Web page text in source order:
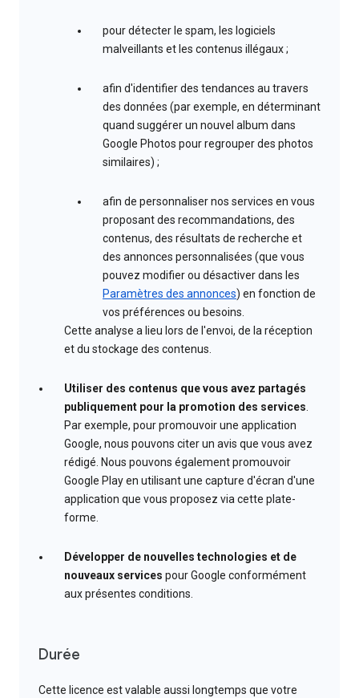
pour détecter le spam, les logiciels
malveillants et les contenus illégaux ;
afin d'identifier des tendances au travers
des données (par exemple, en déterminant
quand suggérer un nouvel album dans
Google Photos pour regrouper des photos
similaires) ;
afin de personnaliser nos services en vous
proposant des recommandations, des
contenus, des résultats de recherche et
des annonces personnalisées (que vous
pouvez modifier ou désactiver dans les
Paramètres des annonces) en fonction de
vos préférences ou besoins.
Cette analyse a lieu lors de l'envoi, de la réception
et du stockage des contenus.
Utiliser des contenus que vous avez partagés
publiquement pour la promotion des services.
Par exemple, pour promouvoir une application
Google, nous pouvons citer un avis que vous avez
rédigé. Nous pouvons également promouvoir
Google Play en utilisant une capture d'écran d'une
application que vous proposez via cette plate-
forme.
Développer de nouvelles technologies et de
nouveaux services pour Google conformément
aux présentes conditions.
Durée
Cette licence est valable aussi longtemps que votre